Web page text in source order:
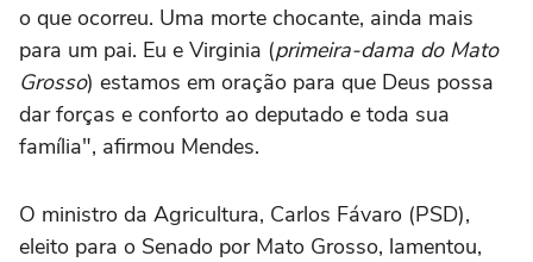
o que ocorreu. Uma morte chocante, ainda mais
para um pai. Eu e Virginia (primeira-dama do Mato
Grosso) estamos em oração para que Deus possa
dar forças e conforto ao deputado e toda sua
família", afirmou Mendes.
O ministro da Agricultura, Carlos Fávaro (PSD),
eleito para o Senado por Mato Grosso, lamentou,